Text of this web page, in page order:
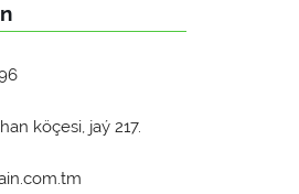
köçesi, jaý 217.